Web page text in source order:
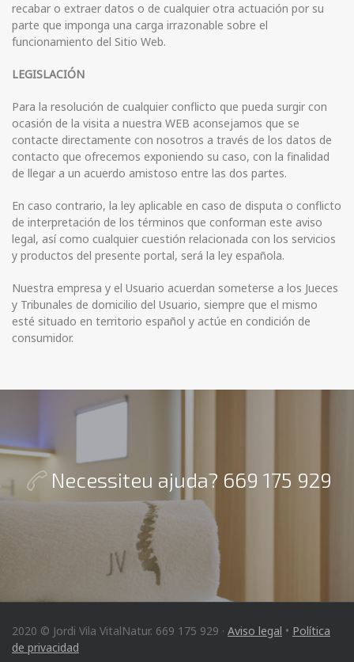
recabar o extraer datos o de cualquier otra actuación por su
parte que imponga una carga irrazonable sobre el
funcionamiento del Sitio Web.
LEGISLACIÓN
Para la resolución de cualquier conflicto que pueda surgir con
ocasión de la visita a nuestra WEB aconsejamos que se
contacte directamente con nosotros a través de los datos de
contacto que ofrecemos exponiendo su caso, con la finalidad
de llegar a un acuerdo amistoso entre las dos partes.
En caso contrario, la ley aplicable en caso de disputa o conflicto
de interpretación de los términos que conforman este aviso
legal, así como cualquier cuestión relacionada con los servicios
y productos del presente portal, será la ley española.
Nuestra empresa y el Usuario acuerdan someterse a los Jueces
y Tribunales de domicilio del Usuario, siempre que el mismo
esté situado en territorio español y actúe en condición de
consumidor.
Necessiteu ajuda? 669 175 929
2020 © Jordi Vila VitalNatur. 669 175 929 · Aviso legal • Política
de privacidad